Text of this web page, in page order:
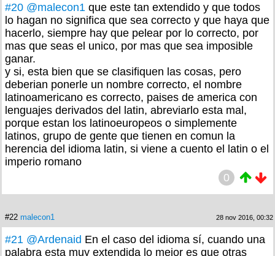
#20 @malecon1 que este tan extendido y que todos
lo hagan no significa que sea correcto y que haya que
hacerlo, siempre hay que pelear por lo correcto, por
mas que seas el unico, por mas que sea imposible
ganar.
y si, esta bien que se clasifiquen las cosas, pero
deberian ponerle un nombre correcto, el nombre
latinoamericano es correcto, paises de america con
lenguajes derivados del latin, abreviarlo esta mal,
porque estan los latinoeuropeos o simplemente
latinos, grupo de gente que tienen en comun la
herencia del idioma latin, si viene a cuento el latin o el
imperio romano
0
#22 malecon1 28 nov 2016, 00:32
#21 @Ardenaid En el caso del idioma sí, cuando una
palabra esta muy extendida lo mejor es que otras